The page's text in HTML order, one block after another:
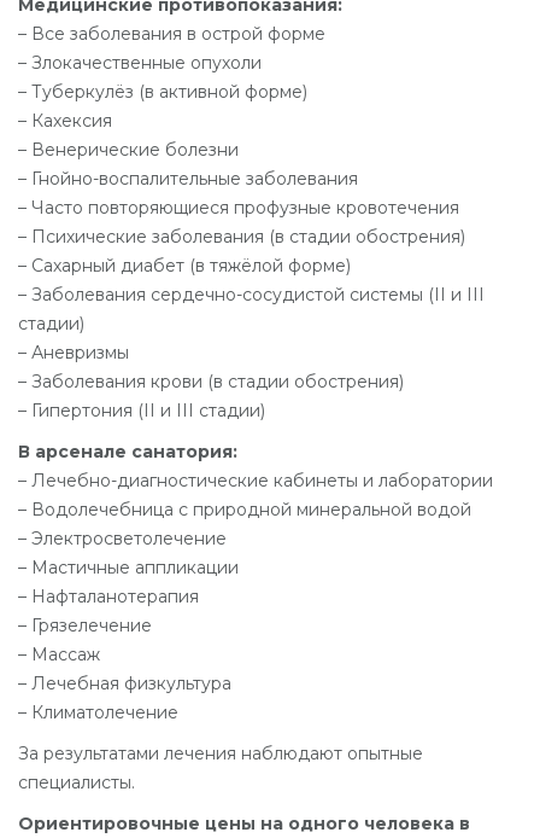
Медицинские противопоказания:
– Все заболевания в острой форме
– Злокачественные опухоли
– Туберкулёз (в активной форме)
– Кахексия
– Венерические болезни
– Гнойно-воспалительные заболевания
– Часто повторяющиеся профузные кровотечения
– Психические заболевания (в стадии обострения)
– Сахарный диабет (в тяжёлой форме)
– Заболевания сердечно-сосудистой системы (II и III
стадии)
– Аневризмы
– Заболевания крови (в стадии обострения)
– Гипертония (II и III стадии)
В арсенале санатория:
– Лечебно-диагностические кабинеты и лаборатории
– Водолечебница с природной минеральной водой
– Электросветолечение
– Мастичные аппликации
– Нафталанотерапия
– Грязелечение
– Массаж
– Лечебная физкультура
– Климатолечение
За результатами лечения наблюдают опытные
специалисты.
Ориентировочные цены на одного человека в